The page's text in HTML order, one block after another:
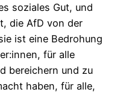
soziales Gut, und
die AfD von der
ist eine Bedrohung
für alle
bereichern und zu
haben, für alle,